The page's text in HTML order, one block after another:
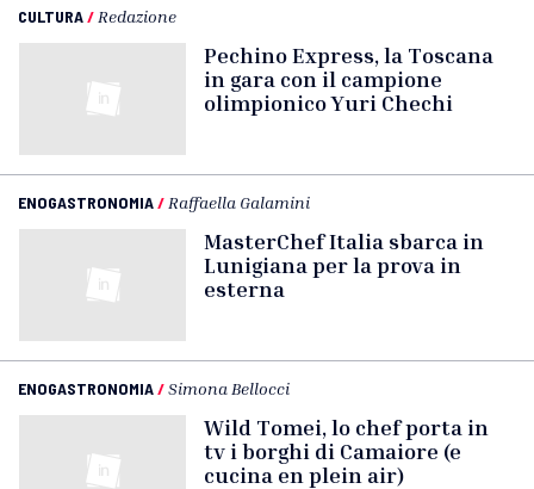
CULTURA/ Redazione
Pechino Express, la Toscana
in gara con il campione
olimpionico Yuri Chechi
ENOGASTRONOMIA/ Raffaella Galamini
MasterChef Italia sbarca in
Lunigiana per la prova in
esterna
ENOGASTRONOMIA/Simona Bellocci
Wild Tomei, lo chef porta in
tv i borghi di Camaiore (e
cucina en plein air)